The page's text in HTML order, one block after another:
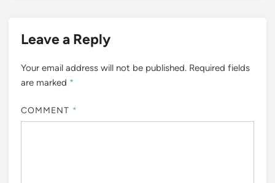
Leave a Reply
Your email address will not be published. Required fields
are marked *
COMMENT *